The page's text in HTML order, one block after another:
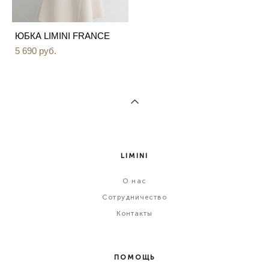
ЮБКА LIMINI FRANCE
5 690 pуб.
LIMINI
О нас
Сотрудничество
Контакты
ПОМОЩЬ